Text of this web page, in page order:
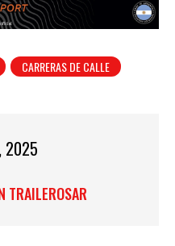
CARRERAS DE CALLE
2025
TRAILEROSAR